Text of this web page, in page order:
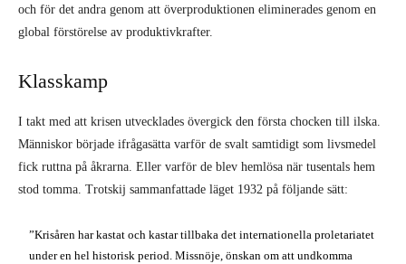
och för det andra genom att överproduktionen eliminerades genom en
global förstörelse av produktivkrafter.
Klasskamp
I takt med att krisen utvecklades övergick den första chocken till ilska.
Människor började ifrågasätta varför de svalt samtidigt som livsmedel
fick ruttna på åkrarna. Eller varför de blev hemlösa när tusentals hem
stod tomma. Trotskij sammanfattade läget 1932 på följande sätt:
”Krisåren har kastat och kastar tillbaka det internationella proletariatet
under en hel historisk period. Missnöje, önskan om att undkomma